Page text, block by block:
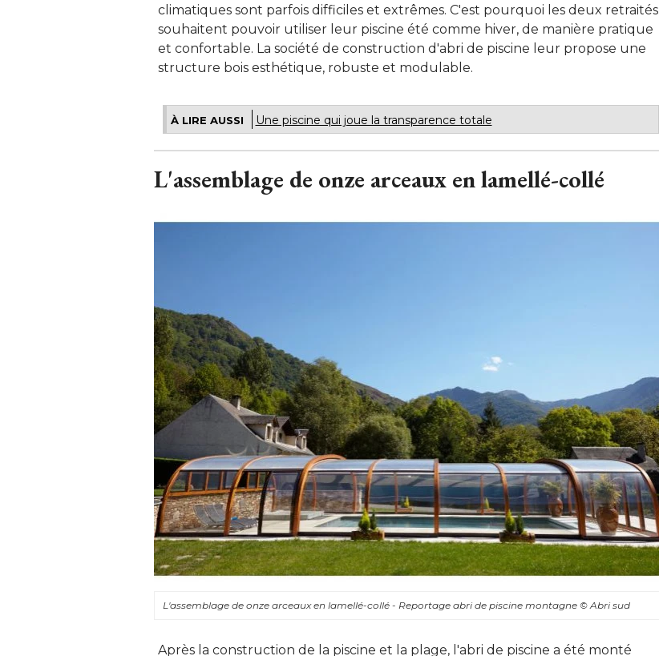
climatiques sont parfois difficiles et extrêmes. C'est pourquoi les deux retraités
souhaitent pouvoir utiliser leur piscine été comme hiver, de manière pratique
et confortable. La société de construction d'abri de piscine leur propose une
structure bois esthétique, robuste et modulable.
À LIRE AUSSI Une piscine qui joue la transparence totale
L'assemblage de onze arceaux en lamellé-collé
L'assemblage de onze arceaux en lamellé-collé - Reportage abri de piscine montagne© Abri sud
Après la construction de la piscine et la plage, l'abri de piscine a été monté